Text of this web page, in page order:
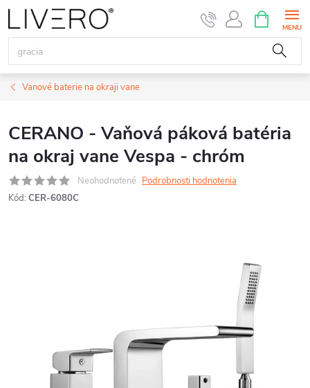
Prejsť
na
obsah
KOŠÍK
Vanové baterie na okraji vane
CERANO - Vaňová páková batéria
na okraj vane Vespa - chróm
Neohodnotené Podrobnosti hodnotenia
Kód: CER-6080C